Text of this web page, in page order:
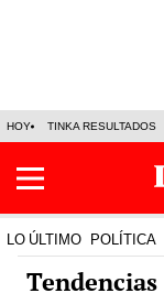
HOY TINKA RESULTADOS
LO ÚLTIMO POLÍTICA
Tendencias